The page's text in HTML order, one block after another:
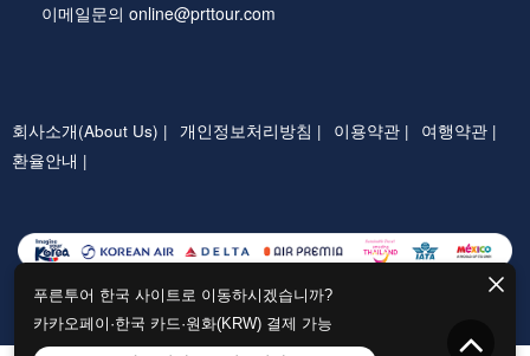
푸른투어 한국 사이트로 이동하시겠습니까?
카카오페이·한국 카드·원화(KRW) 결제 가능
이메일문의 online@prttour.com
회사소개(About Us) | 개인정보처리방침 | 이용약관 |
여행약관 |
환율안내 |